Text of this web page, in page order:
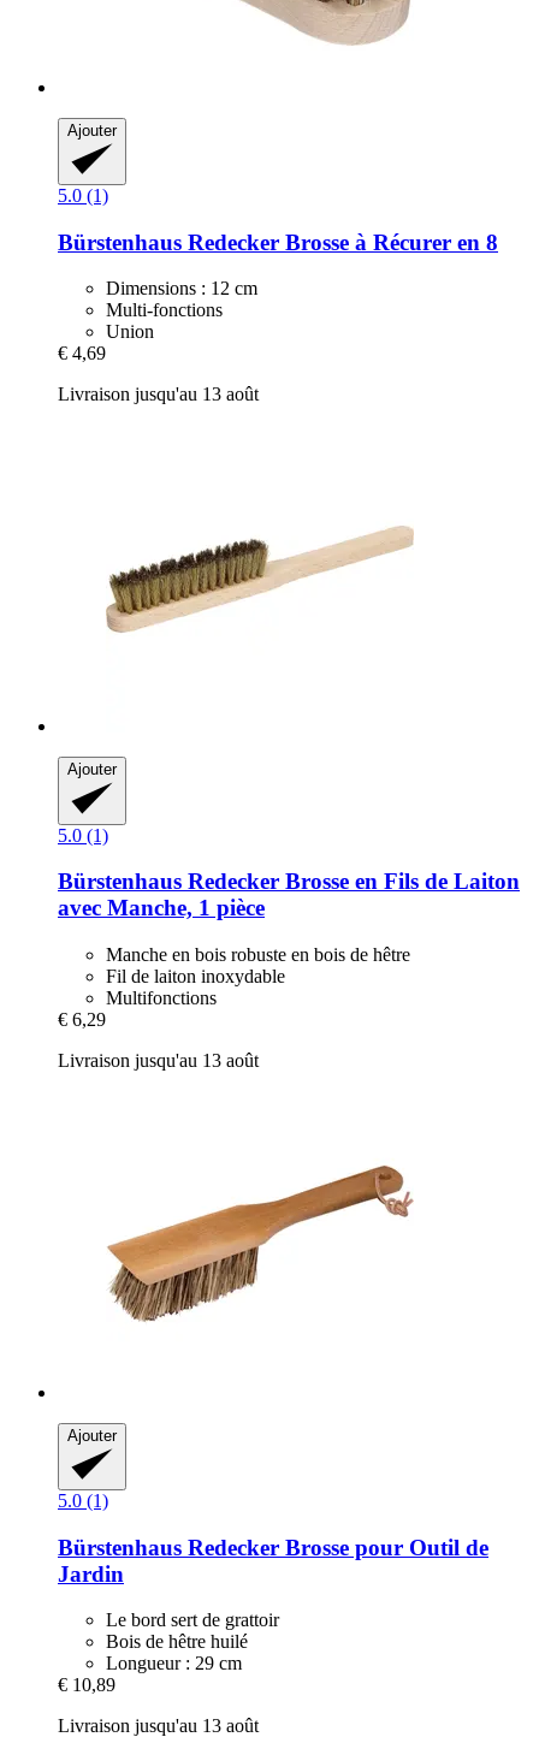
Ajouter
5.0 (1)
Bürstenhaus Redecker Brosse à Récurer en 8
Dimensions : 12 cm
Multi-fonctions
Union
€ 4,69
Livraison jusqu'au 13 août
Ajouter
5.0 (1)
Bürstenhaus Redecker Brosse en Fils de Laiton
avec Manche, 1 pièce
Manche en bois robuste en bois de hêtre
Fil de laiton inoxydable
Multifonctions
€ 6,29
Livraison jusqu'au 13 août
Ajouter
5.0 (1)
Bürstenhaus Redecker Brosse pour Outil de
Jardin
Le bord sert de grattoir
Bois de hêtre huilé
Longueur : 29 cm
€ 10,89
Livraison jusqu'au 13 août